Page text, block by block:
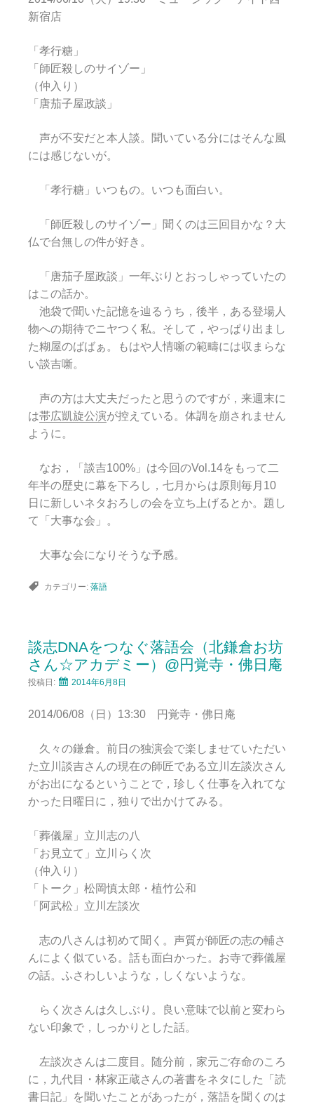
新宿店
「孝行糖」
「師匠殺しのサイゾー」
（仲入り）
「唐茄子屋政談」
声が不安だと本人談。聞いている分にはそんな風
には感じないが。
「孝行糖」いつもの。いつも面白い。
「師匠殺しのサイゾー」聞くのは三回目かな？大
仏で台無しの件が好き。
「唐茄子屋政談」一年ぶりとおっしゃっていたの
はこの話か。
池袋で聞いた記憶を辿るうち，後半，ある登場人
物への期待でニヤつく私。そして，やっぱり出まし
た糊屋のばばぁ。もはや人情噺の範疇には収まらな
い談吉噺。
声の方は大丈夫だったと思うのですが，来週末に
は帯広凱旋公演が控えている。体調を崩されません
ように。
なお，「談吉100%」は今回のVol.14をもって二
年半の歴史に幕を下ろし，七月からは原則毎月10
日に新しいネタおろしの会を立ち上げるとか。題し
て「大事な会」。
大事な会になりそうな予感。
カテゴリー: 落語
談志DNAをつなぐ落語会（北鎌倉お坊
さん☆アカデミー）@円覚寺・佛日庵
投稿日: 2014年6月8日
2014/06/08（日）13:30 円覚寺・佛日庵
久々の鎌倉。前日の独演会で楽しませていただい
た立川談吉さんの現在の師匠である立川左談次さん
がお出になるということで，珍しく仕事を入れてな
かった日曜日に，独りで出かけてみる。
「葬儀屋」立川志の八
「お見立て」立川らく次
（仲入り）
「トーク」松岡慎太郎・植竹公和
「阿武松」立川左談次
志の八さんは初めて聞く。声質が師匠の志の輔さ
んによく似ている。話も面白かった。お寺で葬儀屋
の話。ふさわしいような，しくないような。
らく次さんは久しぶり。良い意味で以前と変わら
ない印象で，しっかりとした話。
左談次さんは二度目。随分前，家元ご存命のころ
に，九代目・林家正蔵さんの著書をネタにした「読
書日記」を聞いたことがあったが，落語を聞くのは